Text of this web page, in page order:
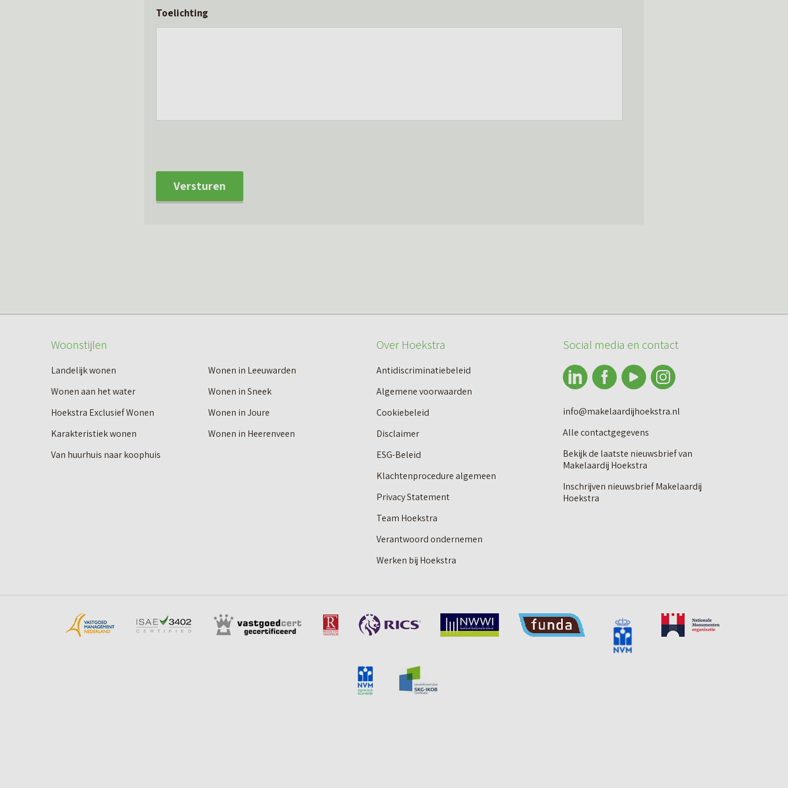
Toelichting
Versturen
Woonstijlen
Landelijk wonen
Wonen in Leeuwarden
Wonen aan het water
Wonen in Sneek
Hoekstra Exclusief Wonen
Wonen in Joure
Karakteristiek wonen
Wonen in Heerenveen
Van huurhuis naar koophuis
Over Hoekstra
Antidiscriminatiebeleid
Algemene voorwaarden
Cookiebeleid
Disclaimer
ESG-Beleid
Klachtenprocedure algemeen
Privacy Statement
Team Hoekstra
Verantwoord ondernemen
Werken bij Hoekstra
Social media en contact
info@makelaardijhoekstra.nl
Alle contactgegevens
Bekijk de laatste nieuwsbrief van
Makelaardij Hoekstra
Inschrijven nieuwsbrief Makelaardij
Hoekstra